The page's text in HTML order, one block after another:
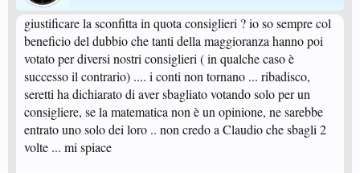
giustificare la sconfitta in quota consiglieri ? io so sempre col
beneficio del dubbio che tanti della maggioranza hanno poi
votato per diversi nostri consiglieri ( in qualche caso è
successo il contrario) .... i conti non tornano ... ribadisco,
seretti ha dichiarato di aver sbagliato votando solo per un
consigliere, se la matematica non è un opinione, ne sarebbe
entrato uno solo dei loro .. non credo a Claudio che sbagli 2
volte ... mi spiace